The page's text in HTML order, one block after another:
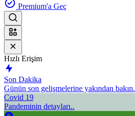
Premium'a Geç
Hızlı Erişim
Son Dakika
Günün son gelişmelerine yakından bakın.
Covid 19
Pandeminin detayları..